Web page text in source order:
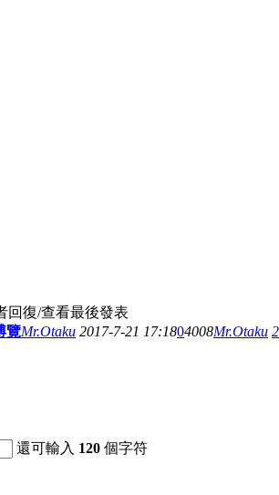
回復/查看最後發表
覽Mr.Otaku 2017-7-21 17:1804008Mr.Otaku
還可輸入 120 個字符